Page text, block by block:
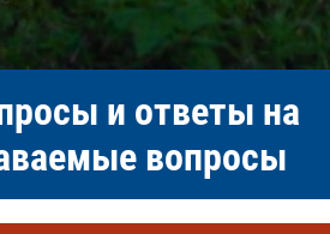
и ответы на
вопросы